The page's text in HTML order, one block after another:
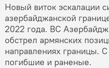
Новый виток эскалации
азербайджанской
2022 года. ВС
обстрел армянских
направлениях границы.
погибшие и раненые.